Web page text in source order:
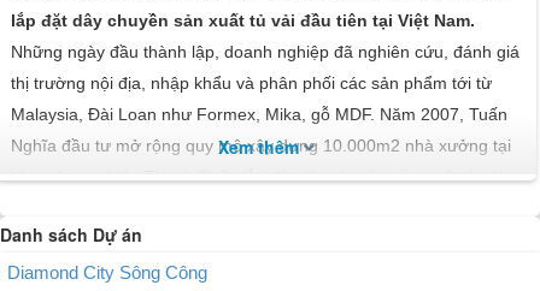
lắp đặt dây chuyền sản xuất tủ vải đầu tiên tại Việt Nam.
Những ngày đầu thành lập, doanh nghiệp đã nghiên cứu, đánh giá
thị trường nội địa, nhập khẩu và phân phối các sản phẩm tới từ
Malaysia, Đài Loan như Formex, Mika, gỗ MDF. Năm 2007, Tuấn
Nghĩa đầu tư mở rộng quy mô xây dựng 10.000m2 nhà xưởng tại
Khu công nghiệp Thạch Thất, lắp đặt dây chuyền sản xuất tủ vải
giao và vận hành dây chuyền công nghệ sản xuất tấm ốp nhôm
nhựa của Đức.
Xem thêm
Danh sách Dự án
Diamond City Sông Công